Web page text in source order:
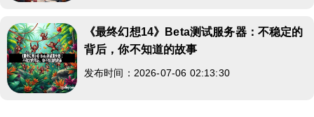
《最终幻想14》Beta测试服务器：不稳定的
背后，你不知道的故事
发布时间：2026-07-06 02:13:30